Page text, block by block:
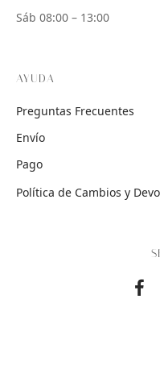
Sáb 08:00 – 13:00
AYUDA
Preguntas Frecuentes
Envío
Pago
Política de Cambios y